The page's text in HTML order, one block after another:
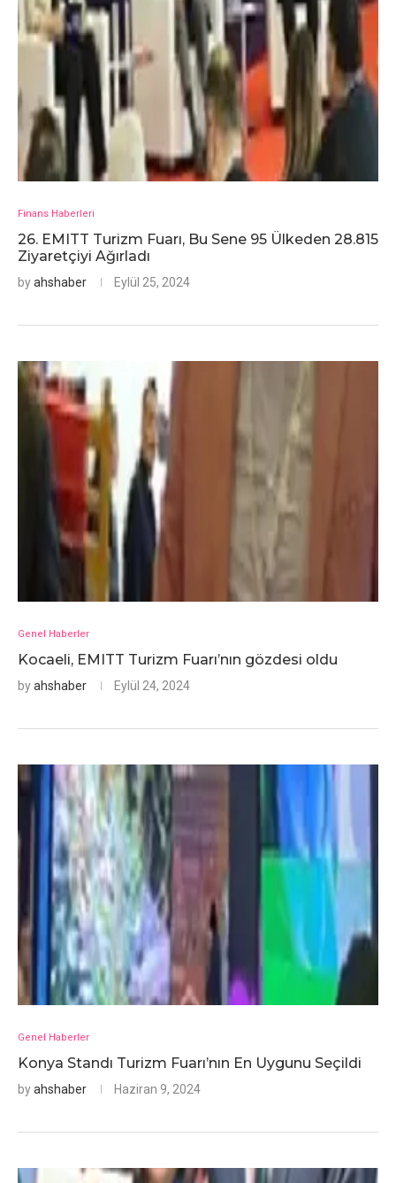
Finans Haberleri
26. EMITT Turizm Fuarı, Bu Sene 95 Ülkeden 28.815
Ziyaretçiyi Ağırladı
byahshaber Eylül 25, 2024
Genel Haberler
Kocaeli, EMITT Turizm Fuarı’nın gözdesi oldu
byahshaber Eylül 24, 2024
Genel Haberler
Konya Standı Turizm Fuarı’nın En Uygunu Seçildi
byahshaber Haziran 9, 2024